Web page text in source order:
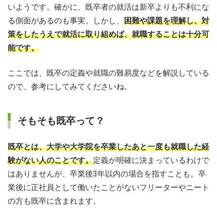
いようです。確かに、既卒者の就活は新卒よりも不利にな
る側面があるのも事実。しかし、 困難や課題を理解し、対
策をしたうえで就活に取り組めば、就職することは十分可
能です。
ここでは、既卒の定義や就職の難易度などを解説している
ので、参考にしてみてくださいね。
そもそも既卒って？
既卒とは、大学や大学院を卒業したあと一度も就職した経
験がない人のことです。定義が明確に決まっているわけで
はありませんが、卒業後3年以内の場合を指すことも。卒
業後に正社員として働いたことがないフリーターやニート
の方も既卒に含まれます。